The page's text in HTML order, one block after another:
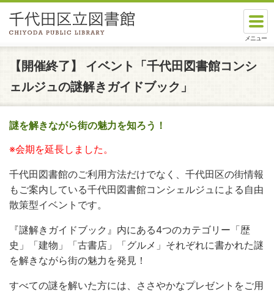
【開催終了】
イベント「千代田図書館コンシ
ェルジュの謎解きガイドブック」
謎を解きながら街の魅力を知ろう！
※会期を延長しました。
千代田図書館のご利用方法だけでなく、千代田区の街情報
もご案内している千代田図書館コンシェルジュによる自由
散策型イベントです。
『謎解きガイドブック』内にある4つのカテゴリー「歴
史」「建物」「古書店」「グルメ」それぞれに書かれた謎
を解きながら街の魅力を発見！
すべての謎を解いた方には、ささやかなプレゼントをご用